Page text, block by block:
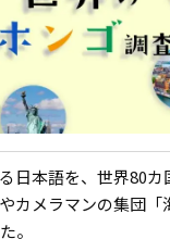
日本語を、世界80カ
カメラマンの集団「
。